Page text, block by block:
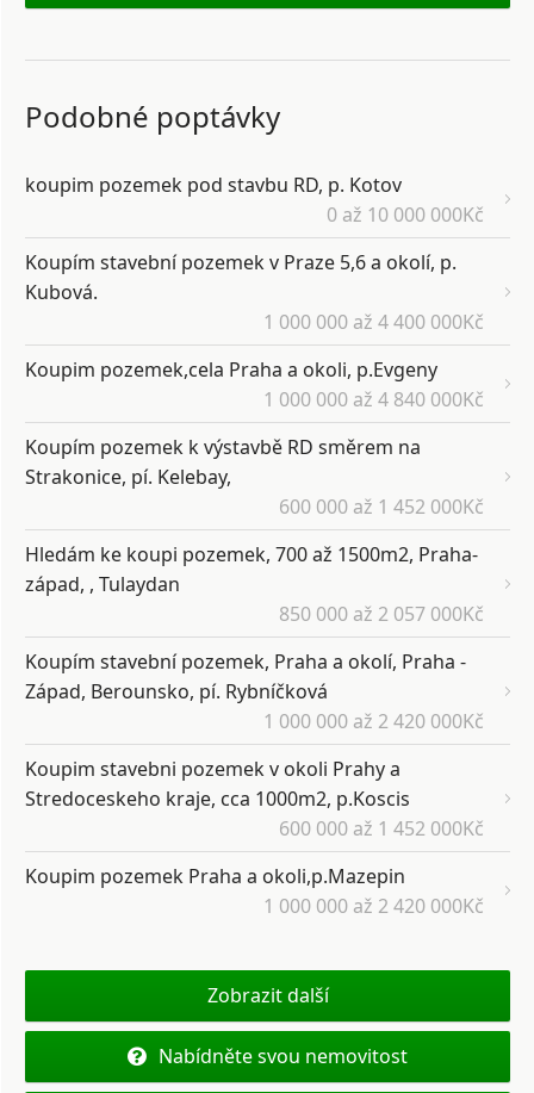
Podobné poptávky
koupim pozemek pod stavbu RD, p. Kotov
0 až 10 000 000Kč
Koupím stavební pozemek v Praze 5,6 a okolí, p.
Kubová.
1 000 000 až 4 400 000Kč
Koupim pozemek,cela Praha a okoli, p.Evgeny
1 000 000 až 4 840 000Kč
Koupím pozemek k výstavbě RD směrem na
Strakonice, pí. Kelebay,
600 000 až 1 452 000Kč
Hledám ke koupi pozemek, 700 až 1500m2, Praha-
západ, , Tulaydan
850 000 až 2 057 000Kč
Koupím stavební pozemek, Praha a okolí, Praha -
Západ, Berounsko, pí. Rybníčková
1 000 000 až 2 420 000Kč
Koupim stavebni pozemek v okoli Prahy a
Stredoceskeho kraje, cca 1000m2, p.Koscis
600 000 až 1 452 000Kč
Koupim pozemek Praha a okoli,p.Mazepin
1 000 000 až 2 420 000Kč
Zobrazit další
Nabídněte svou nemovitost